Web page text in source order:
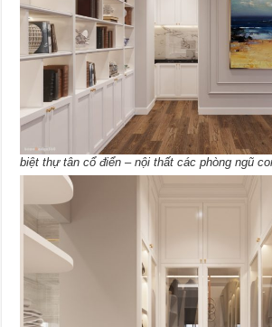
biệt thự tân cổ điển – nội thất các phòng ngũ